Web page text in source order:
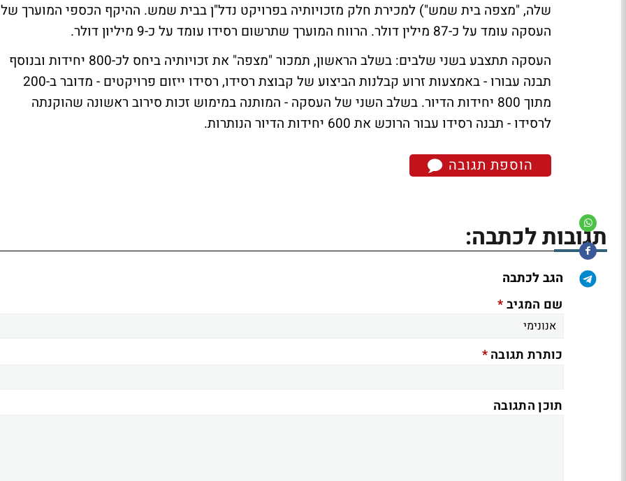
שלה, "מצפה בית שמש") למכירת חלק מזכויותיה בפרויקט נדל"ן בבית שמש. ההיקף הכספי המוערך של
העסקה עומד על כ-87 מילין דולר. הרווח המוערך שתרשום רסידו עומד על כ-9 מיליון דולר.
העסקה תתצבע בשני שלבים: בשלב הראשון, תמכור "מצפה" את זכויותיה ביחס לכ-800 יחידות ובנוסף
תבנה עבורו - באמצעות זרוע קבלנות הביצוע של קבוצת רסידו, רסידו ייזום פרויקטים - מדובר ב-200
מתוך 800 יחידות הדיור. בשלב השני של העסקה - המותנה במימוש זכות סירוב ראשונה שהוקנתה
לרסידו - תבנה רסידו עבור הרוכש את 600 יחידות הדיור הנותרות.
הוספת תגובה
תגובות לכתבה:
הגב לכתבה
שם המגיב*
כותרת תגובה*
תוכן התגובה